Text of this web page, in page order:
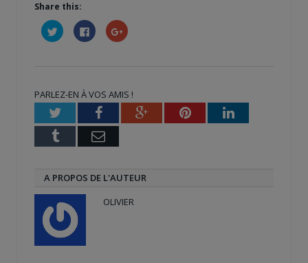
Share this:
Cliquez
pour
partager
nouvelle
fenêtre)
Cliquez
pour
partager
fenêtre)
Cliquez
pour
nouvelle
fenêtre)
PARLEZ-EN À VOS AMIS !
TwitterFacebookGoogle+PinterestLinkedIn
Tumblr Email
A PROPOS DE L'AUTEUR
OLIVIER